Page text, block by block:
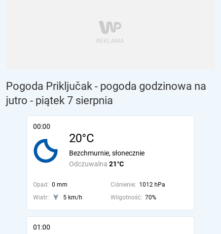
Pogoda Priključak - pogoda godzinowa na
jutro - piątek 7 sierpnia
00:00
20°C
Odczuwalna 21°C
Bezchmurnie, słonecznie
Opad: 0 mm Ciśnienie: 1012 hPa
Wiatr:
5 km/h Wilgotność: 70%
01:00